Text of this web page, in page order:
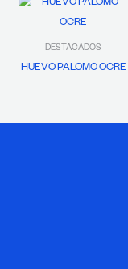
DESTACADOS
HUEVO PALOMO OCRE